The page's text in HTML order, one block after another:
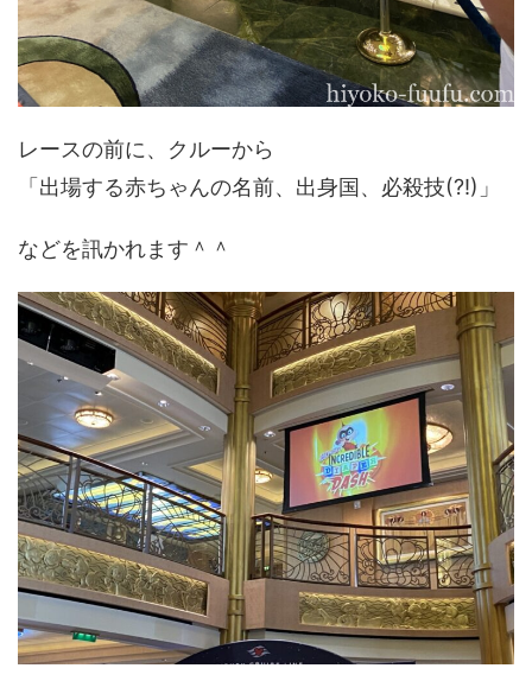
レースの前に、クルーから
「出場する赤ちゃんの名前、出身国、必殺技(?!)」
などを訊かれます＾＾